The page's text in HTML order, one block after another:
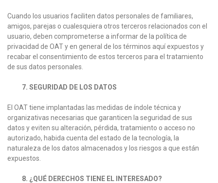
Cuando los usuarios faciliten datos personales de familiares,
amigos, parejas o cualesquiera otros terceros relacionados con el
usuario, deben comprometerse a informar de la política de
privacidad de OAT y en general de los términos aquí expuestos y
recabar el consentimiento de estos terceros para el tratamiento
de sus datos personales.
7. SEGURIDAD DE LOS DATOS
El OAT tiene implantadas las medidas de índole técnica y
organizativas necesarias que garanticen la seguridad de sus
datos y eviten su alteración, pérdida, tratamiento o acceso no
autorizado, habida cuenta del estado de la tecnología, la
naturaleza de los datos almacenados y los riesgos a que están
expuestos.
8. ¿QUÉ DERECHOS TIENE EL INTERESADO?